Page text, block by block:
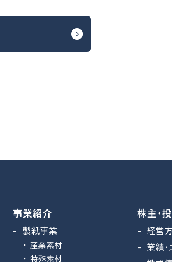
事業紹介
製紙事業
産業素材
特殊素材
株主・
経営
業績・